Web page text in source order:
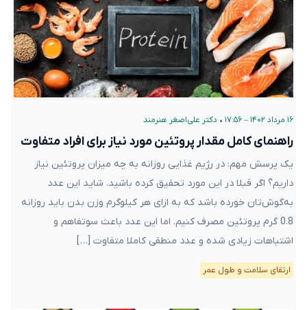
۱۶ مرداد ۱۴۰۲ – ۱۷:۵۶ • دکتر علی‌اصغر هنرمند
راهنمای کامل مقدار پروتئین مورد نیاز برای افراد متفاوت
یک پرسش مهم: در رژیم غذایی‌ روزانه به چه میزان پروتئین نیاز
داریم؟ اگر قبلا در این مورد تحقیق کرده ‌باشید، شاید این عدد
به‌گوش‌تان خورده باشد که به ازای هر کیلوگرم وزن بدن باید روزانه
0.8 گرم پروتئین مصرف کنیم. اما این عدد باعث سوتفاهم و
اشتباهات زیادی شده و عدد منطقی کاملا متفاوت […]
ارتقای سلامت و طول عمر